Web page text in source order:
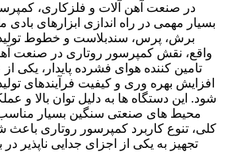
در صنعت آهن آلات و فلزکاری،
بسیار مهمی در راه اندازی ابزارهای بادی
برش، پرس، سندبلاست و خطوط تولید
واقع، نقش کمپرسور روتاری در صنعت
تامین کننده هوای فشرده پایدار، یکی
افزایش بهره وری و کیفیت فرآیندهای
شود. این دستگاه ها به دلیل توان بالا و
محیط های صنعتی سنگین بسیار
کلی، تنوع کاربرد کمپرسور روتاری
تجهیز به یکی از اجزای جدایی ناپذیر